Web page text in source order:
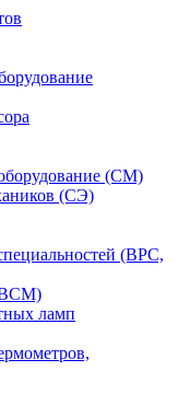
(СМ)
(СЭ)
(ВРС,
ВСМ)
ламп